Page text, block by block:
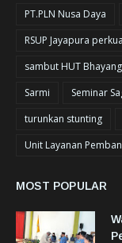
PT.PLN Nusa Daya
RSUP Jayapura
sambut HUT
Sarmi
Seminar
turunkan stunting
Unit Layanan
MOST POPULAR